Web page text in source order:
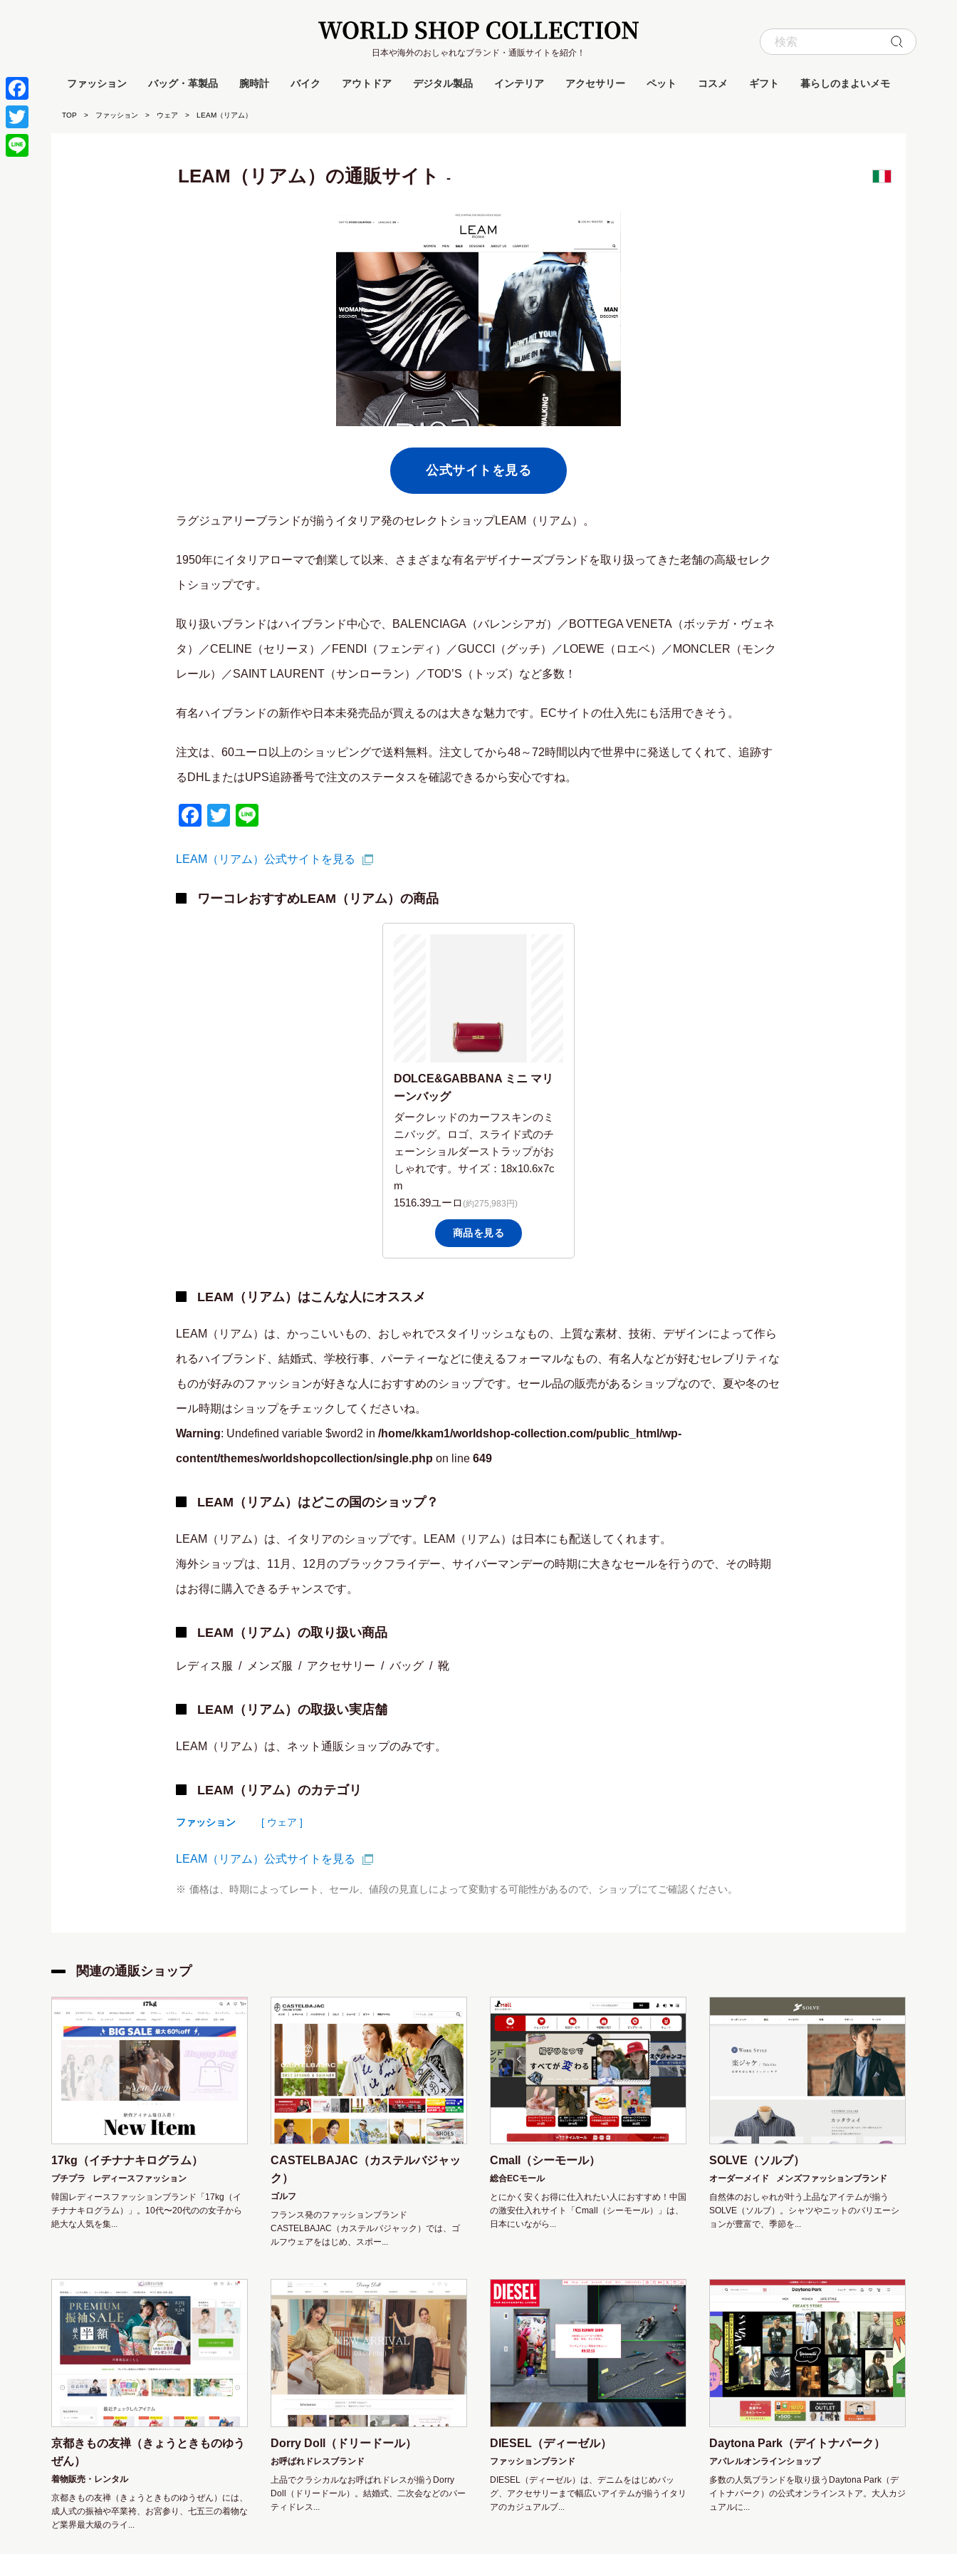
日本や海外のおしゃれなブランド・通販サイトを紹介！
ファッション バッグ・革製品 腕時計 バイク アウトドア デジタル製品 インテリア アクセサリー ペット コスメ ギフト 暮らしのまよいメモ
TOP ファッション ウェア LEAM（リアム）
LEAM（リアム）の通販サイト -
公式サイトを見る
ラグジュアリーブランドが揃うイタリア発のセレクトショップLEAM（リアム）。
1950年にイタリアローマで創業して以来、さまざまな有名デザイナーズブランドを取り扱ってきた老舗の高級セレク
トショップです。
取り扱いブランドはハイブランド中心で、BALENCIAGA（バレンシアガ）／BOTTEGA VENETA（ボッテガ・ヴェネ
タ）／CELINE（セリーヌ）／FENDI（フェンディ）／GUCCI（グッチ）／LOEWE（ロエベ）／MONCLER（モンク
レール）／SAINT LAURENT（サンローラン）／TOD’S（トッズ）など多数！
有名ハイブランドの新作や日本未発売品が買えるのは大きな魅力です。ECサイトの仕入先にも活用できそう。
注文は、60ユーロ以上のショッピングで送料無料。注文してから48～72時間以内で世界中に発送してくれて、追跡す
るDHLまたはUPS追跡番号で注文のステータスを確認できるから安心ですね。
Facebook
Twitter
LEAM（リアム）公式サイトを見る
ワーコレおすすめLEAM（リアム）の商品
DOLCE&GABBANA ミニ マリ
ーンバッグ
ダークレッドのカーフスキンのミ
ニバッグ。ロゴ、スライド式のチ
ェーンショルダーストラップがお
しゃれです。サイズ：18x10.6x7c
m
1516.39ユーロ(約275,983円)
商品を見る
LEAM（リアム）はこんな人にオススメ
LEAM（リアム）は、かっこいいもの、おしゃれでスタイリッシュなもの、上質な素材、技術、デザインによって作ら
れるハイブランド、結婚式、学校行事、パーティーなどに使えるフォーマルなもの、有名人などが好むセレブリティな
ものが好みのファッションが好きな人におすすめのショップです。セール品の販売があるショップなので、夏や冬のセ
ール時期はショップをチェックしてくださいね。
Warning: Undefined variable $word2 in /home/kkam1/worldshop-collection.com/public_html/wp-
content/themes/worldshopcollection/single.php on line 649
LEAM（リアム）はどこの国のショップ？
LEAM（リアム）は、イタリアのショップです。LEAM（リアム）は日本にも配送してくれます。
海外ショップは、11月、12月のブラックフライデー、サイバーマンデーの時期に大きなセールを行うので、その時期
はお得に購入できるチャンスです。
LEAM（リアム）の取り扱い商品
レディス服 メンズ服 アクセサリー バッグ 靴
LEAM（リアム）の取扱い実店舗
LEAM（リアム）は、ネット通販ショップのみです。
LEAM（リアム）のカテゴリ
ファッション [ ウェア ]
LEAM（リアム）公式サイトを見る
価格は、時期によってレート、セール、値段の見直しによって変動する可能性があるので、ショップにてご確認ください。
関連の通販ショップ
17kg（イチナナキログラム）
プチプラ
レディースファッション
韓国レディースファッションブランド「17kg（イ
チナナキログラム）」。10代〜20代のの女子から
絶大な人気を集...
CASTELBAJAC（カステルバジャッ
ク）
ゴルフ
フランス発のファッションブランド
CASTELBAJAC（カステルバジャック）では、ゴ
ルフウェアをはじめ、スポー...
Cmall（シーモール）
総合ECモール
とにかく安くお得に仕入れたい人におすすめ！中国
の激安仕入れサイト「Cmall（シーモール）」は、
日本にいながら...
SOLVE（ソルブ）
オーダーメイド
メンズファッションブランド
自然体のおしゃれが叶う上品なアイテムが揃う
SOLVE（ソルブ）。シャツやニットのバリエーシ
ョンが豊富で、季節を...
京都きもの友禅（きょうときものゆう
ぜん）
着物販売・レンタル
京都きもの友禅（きょうときものゆうぜん）には、
成人式の振袖や卒業袴、お宮参り、七五三の着物な
ど業界最大級のライ...
Dorry Doll（ドリードール）
お呼ばれドレスブランド
上品でクラシカルなお呼ばれドレスが揃うDorry
Doll（ドリードール）。結婚式、二次会などのパー
ティドレス...
DIESEL（ディーゼル）
ファッションブランド
DIESEL（ディーゼル）は、デニムをはじめバッ
グ、アクセサリーまで幅広いアイテムが揃うイタリ
アのカジュアルブ...
Daytona Park（デイトナパーク）
アパレルオンラインショップ
多数の人気ブランドを取り扱うDaytona Park（デ
イトナパーク）の公式オンラインストア。大人カジ
ュアルに...
Facebook
Twitter